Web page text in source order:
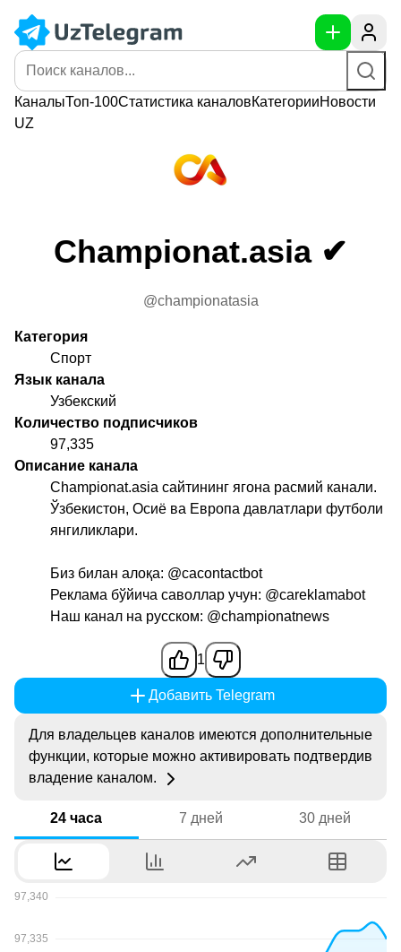
КаналыТоп-100Статистика каналовКатегорииНовости
UZ
Championat.asia ✔
@championatasia
Категория
Спорт
Язык канала
Узбекский
Количество подписчиков
97,335
Описание канала
Championat.asia сайтининг ягона расмий канали.
Ўзбекистон, Осиё ва Европа давлатлари футболи
янгиликлари.
Биз билан алоқа: @cacontactbot
Реклама бўйича саволлар учун: @careklamabot
Наш канал на русском: @championatnews
1
Добавить Telegram
Для владельцев каналов имеются дополнительные
функции, которые можно активировать подтвердив
владение каналом.
24 часа 7 дней 30 дней